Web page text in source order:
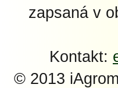
zapsaná v
Kontakt:
© 2013